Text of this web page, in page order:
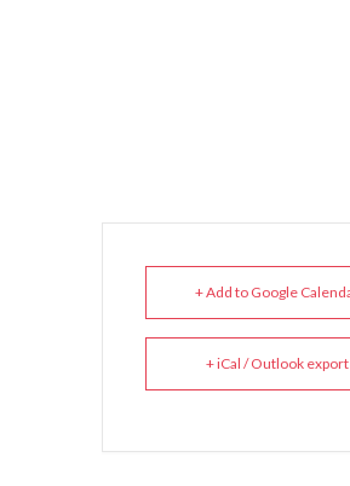
+ Add to Google
+ iCal / Outlook export